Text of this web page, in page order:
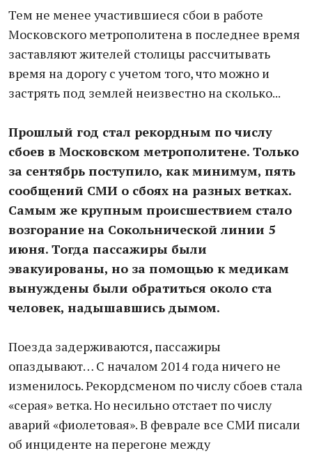
Тем не менее участившиеся сбои в работе
Московского метрополитена в последнее время
заставляют жителей столицы рассчитывать
время на дорогу с учетом того, что можно и
застрять под землей неизвестно на сколько...
Прошлый год стал рекордным по числу
сбоев в Московском метрополитене. Только
за сентябрь поступило, как минимум, пять
сообщений СМИ о сбоях на разных ветках.
Самым же крупным происшествием стало
возгорание на Сокольнической линии 5
июня. Тогда пассажиры были
эвакуированы, но за помощью к медикам
вынуждены были обратиться около ста
человек, надышавшись дымом.
Поезда задерживаются, пассажиры
опаздывают… С началом 2014 года ничего не
изменилось. Рекордсменом по числу сбоев стала
«серая» ветка. Но несильно отстает по числу
аварий «фиолетовая». В феврале все СМИ писали
об инциденте на перегоне между